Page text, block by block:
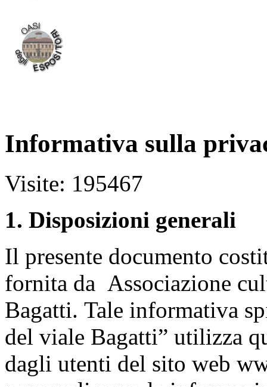
Informativa sulla
Visite: 195467
1. Disposizioni generali
Il presente documento
fornita da Associazione
Bagatti. Tale informativa
del viale Bagatti” utilizza
dagli utenti del sito web